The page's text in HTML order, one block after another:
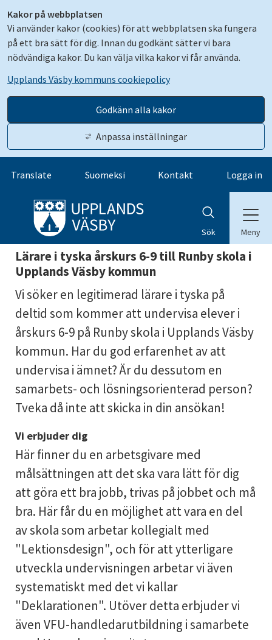
Kakor på webbplatsen
Vi använder kakor (cookies) för att webbplatsen ska fungera
på ett bra sätt för dig. Innan du godkänt sätter vi bara
nödvändiga kakor. Du kan välja vilka kakor vi får använda.
Upplands Väsby kommuns cookiepolicy
Godkänn alla kakor
Anpassa inställningar
Gå till innehåll
Translate Suomeksi Kontakt Logga in
Sök Meny
Lärare i tyska årskurs 6-9 till Runby skola i
Upplands Väsby kommun
Vi söker en legitimerad lärare i tyska på
deltid som kommer att undervisa elever i
årskurs 6-9 på Runby skola i Upplands Väsby
kommun. Har du god erfarenhet av att
undervisa i ämnet? Är du dessutom en
samarbets- och lösningsorienterad person?
Tveka då inte att skicka in din ansökan!
Vi erbjuder dig
Här finner du en arbetsgivare med
målsättningen att det ska vara lätt för dig
att göra ett bra jobb, trivas på jobbet och må
bra. Här får du en möjlighet att vara en del
av skola som arbetar kollegialt med
"Lektionsdesign", och för att ytterligare
utveckla undervisningen arbetar vi även
systematiskt med det vi kallar
"Deklarationen". Utöver detta erbjuder vi
även VFU-handledarutbildning i samarbete